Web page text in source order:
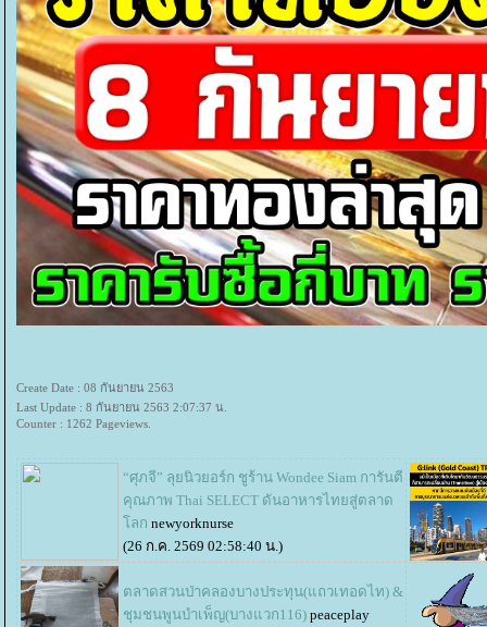
Create Date : 08 กันยายน 2563
Last Update : 8 กันยายน 2563 2:07:37 น.
Counter : 1262 Pageviews.
“ศุภจี” ลุยนิวยอร์ก ชูร้าน Wondee Siam การันตี
คุณภาพ Thai SELECT ดันอาหารไทยสู่ตลาด
ลก newyorknurse
(26 ก.ค. 2569 02:58:40 น.)
ตลาดสวนป่าคลองบางประทุน(แถวเทอดไท) &
ชุมชนพูนบำเพ็ญ(บางแวก116) peaceplay